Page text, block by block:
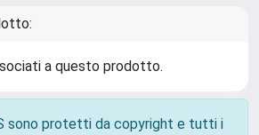
a questo prodotto.
sono protetti da copyright e tutti i